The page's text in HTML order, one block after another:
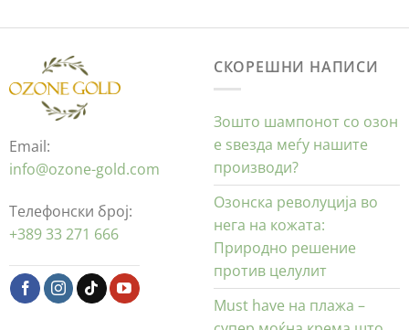
Email:
info@ozone-gold.com
Телефонски број:
+389 33 271 666
СКОРЕШНИ НАПИСИ
Зошто шампонот со озон
е ѕвезда меѓу нашите
производи?
Озонска револуција во
нега на кожата:
Природно решение
против целулит
Must have на плажа –